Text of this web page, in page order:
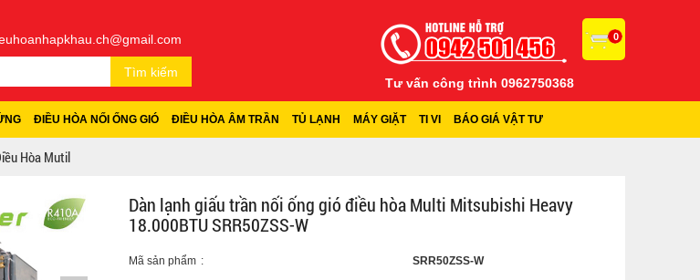
Tìm kiếm
0
Tư vấn công trình 0962750368
ĐIỀU HÒA NỐI ỐNG GIÓ ĐIỀU HÒA ÂM TRẦN TỦ LẠNH MÁY GIẶT TI VI BÁO GIÁ VẬT TƯ
Hòa Mutil
Dàn lạnh giấu trần nối ống gió điều hòa Multi Mitsubishi Heavy
18.000BTU SRR50ZSS-W
Mã sản phẩm : SRR50ZSS-W